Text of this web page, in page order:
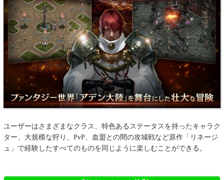
ユーザーはさまざまなクラス、特色あるステータスを持ったキャラク
ター、大規模な狩り、PvP、血盟との間の攻城戦など原作「リネージ
ュ」で経験したすべてのものを同じように楽しむことができる。